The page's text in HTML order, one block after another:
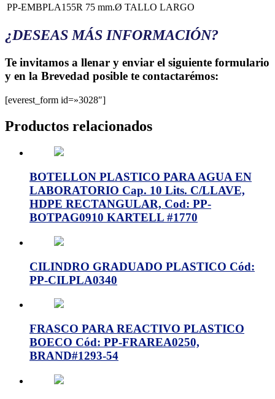
PP-EMBPLA155R 75 mm.Ø TALLO LARGO
¿DESEAS MÁS INFORMACIÓN?
Te invitamos a llenar y enviar el siguiente formulario
y en la Brevedad posible te contactarémos:
[everest_form id=»3028″]
Productos relacionados
BOTELLON PLASTICO PARA AGUA EN
LABORATORIO Cap. 10 Lits. C/LLAVE,
HDPE RECTANGULAR, Cod: PP-
BOTPAG0910 KARTELL #1770
CILINDRO GRADUADO PLASTICO Cód:
PP-CILPLA0340
FRASCO PARA REACTIVO PLASTICO
BOECO Cód: PP-FRAREA0250,
BRAND#1293-54